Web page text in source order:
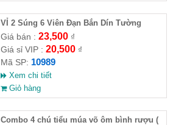
VỈ 2 Súng 6 Viên Đạn Bắn Dín Tường
Giá bán : 23,500₫
Giá sỉ VIP : 20,500₫
Mã SP: 10989
Xem chi tiết
Giỏ hàng
Combo 4 chú tiểu múa võ ôm bình rượu (